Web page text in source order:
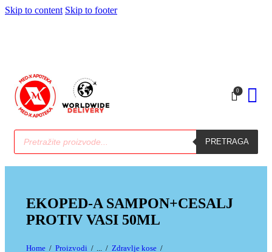
Skip to content Skip to footer
0
PRETRAGA
EKOPED-A SAMPON+CESALJ
PROTIV VASI 50ML
Home Proizvodi
Zdravlje kose